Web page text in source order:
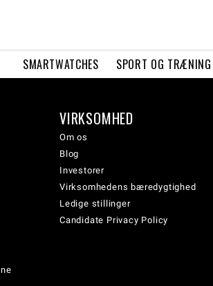
SMARTWATCHES SPORT OG TRÆNING
VIRKSOMHED
Om os
Blog
Investorer
Virksomhedens bæredygtighed
Ledige stillinger
Candidate Privacy Policy